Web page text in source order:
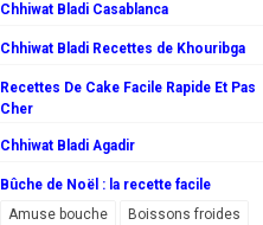
Chhiwat Bladi Casablanca
Chhiwat Bladi Recettes de Khouribga
Recettes De Cake Facile Rapide Et Pas
Cher
Chhiwat Bladi Agadir
Bûche de Noël : la recette facile
Amuse bouche
Boissons froides